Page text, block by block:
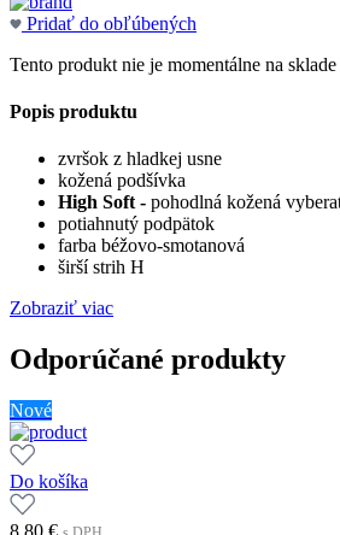
Pridať do obľúbených
Tento produkt nie je momentálne na
Popis produktu
zvršok z hladkej usne
kožená podšívka
High Soft - pohodlná kožená
potiahnutý podpätok
farba béžovo-smotanová
širší strih H
Zobraziť viac
Odporúčané produkty
Nové
Do košíka